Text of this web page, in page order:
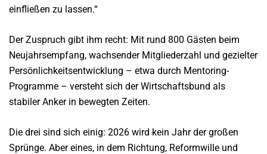
einfließen zu lassen.“
Der Zuspruch gibt ihm recht: Mit rund 800 Gästen beim
Neujahrsempfang, wachsender Mitgliederzahl und gezielter
Persönlichkeitsentwicklung – etwa durch Mentoring-
Programme – versteht sich der Wirtschaftsbund als
stabiler Anker in bewegten Zeiten.
Die drei sind sich einig: 2026 wird kein Jahr der großen
Sprünge. Aber eines, in dem Richtung, Reformwille und